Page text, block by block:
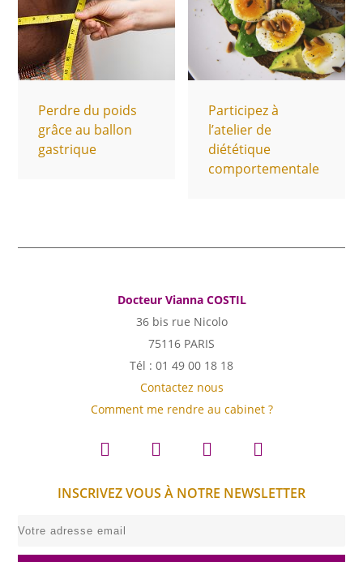
Perdre du poids
grâce au ballon
gastrique
Participez à
l’atelier de
diététique
comportementale
Docteur Vianna COSTIL
36 bis rue Nicolo
75116 PARIS
Tél : 01 49 00 18 18
Contactez nous
Comment me rendre au cabinet ?
INSCRIVEZ VOUS À NOTRE NEWSLETTER